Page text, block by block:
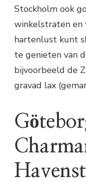
Stockholm ook
winkelstraten en
hartenlust kunt
te genieten van
bijvoorbeeld de
gravad lax